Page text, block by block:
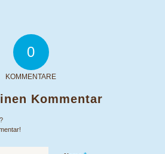
0
KOMMENTARE
Kommentar